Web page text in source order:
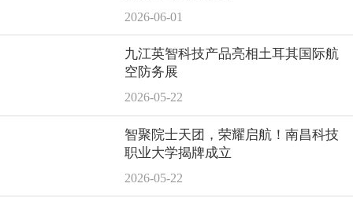
2026-06-01
九江英智科技产品亮相土耳其国际航
空防务展
2026-05-22
智聚院士天团，荣耀启航！南昌科技
职业大学揭牌成立
2026-05-22